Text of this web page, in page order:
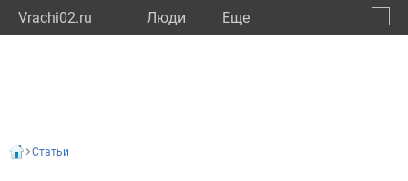
Vrachi02.ru Люди Eще
Статьи